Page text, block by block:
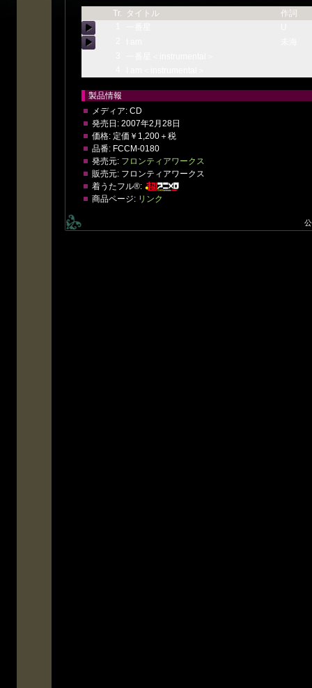
Tr. タイトル
作詞
製品情報
メディア: CD
発売日: 2007年2月28日
価格: 定価￥1,200＋税
品番: FCCM-0180
発売元: フロンティアワークス
販売元: フロンティアワークス
着うたフル®:
商品ページ: リンク